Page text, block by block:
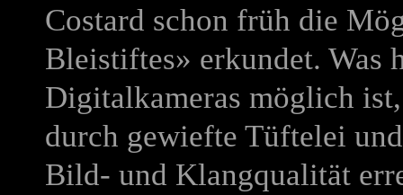
Costard schon früh die
Bleistiftes» erkundet. Was
Digitalkameras möglich
durch gewiefte Tüftelei
Bild- und Klangqualität